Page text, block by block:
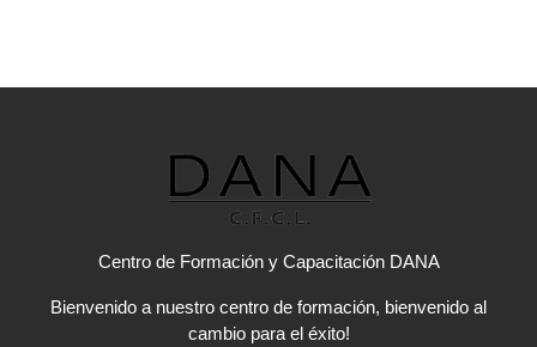
Centro de Formación y Capacitación DANA
Bienvenido a nuestro centro de formación, bienvenido al
cambio para el éxito!